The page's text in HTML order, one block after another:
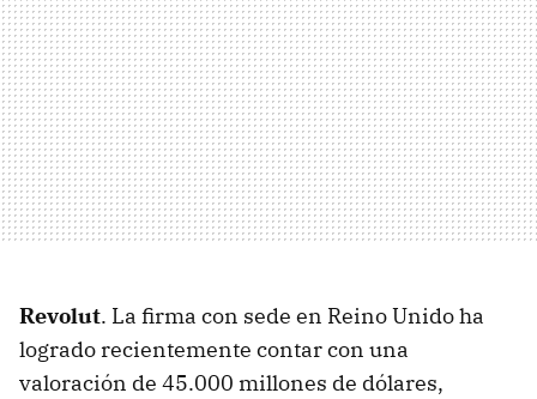
Revolut. La firma con sede en Reino Unido ha
logrado recientemente contar con una
valoración de 45.000 millones de dólares,